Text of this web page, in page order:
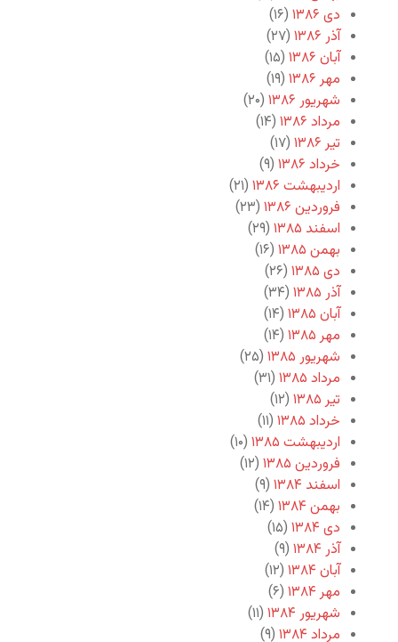
دی ۱۳۸۶
(۱۶)
آذر ۱۳۸۶
(۲۷)
آبان ۱۳۸۶
(۱۵)
مهر ۱۳۸۶
(۱۹)
شهریور ۱۳۸۶
(۲۰)
مرداد ۱۳۸۶
(۱۴)
تیر ۱۳۸۶
(۱۷)
خرداد ۱۳۸۶
(۹)
اردیبهشت ۱۳۸۶
(۲۱)
فروردین ۱۳۸۶
(۲۳)
اسفند ۱۳۸۵
(۲۹)
بهمن ۱۳۸۵
(۱۶)
دی ۱۳۸۵
(۲۶)
آذر ۱۳۸۵
(۳۴)
آبان ۱۳۸۵
(۱۴)
مهر ۱۳۸۵
(۱۴)
شهریور ۱۳۸۵
(۲۵)
مرداد ۱۳۸۵
(۳۱)
تیر ۱۳۸۵
(۱۲)
خرداد ۱۳۸۵
(۱۱)
اردیبهشت ۱۳۸۵
(۱۰)
فروردین ۱۳۸۵
(۱۲)
اسفند ۱۳۸۴
(۹)
بهمن ۱۳۸۴
(۱۴)
دی ۱۳۸۴
(۱۵)
آذر ۱۳۸۴
(۹)
آبان ۱۳۸۴
(۱۲)
مهر ۱۳۸۴
(۶)
شهریور ۱۳۸۴
(۱۱)
مرداد ۱۳۸۴
(۹)